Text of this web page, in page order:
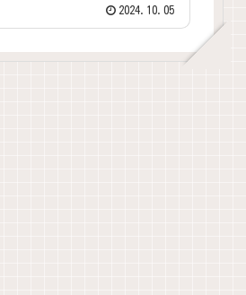
2024.10.05